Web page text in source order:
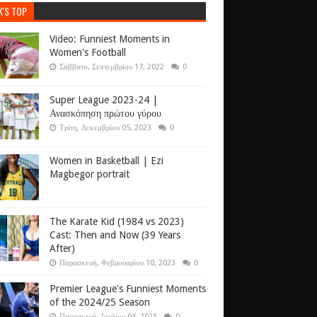
TOP
Video: Funniest Moments in
Women's Football
Σάββατο, Σεπτεμβρίου 17, 2022 0
Super League 2023-24 |
Ανασκόπηση πρώτου γύρου
Τρίτη, Δεκεμβρίου 05, 2023 0
Women in Basketball | Ezi
Magbegor portrait
The Karate Kid (1984 vs 2023)
Cast: Then and Now (39 Years
After)
Παρασκευή, Φεβρουαρίου 10, 2023 0
Premier League's Funniest Moments
of the 2024/25 Season